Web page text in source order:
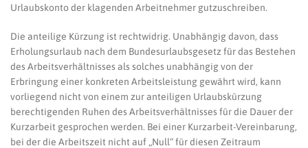
Urlaubskonto der klagenden Arbeitnehmer gutzuschreiben.
Die anteilige Kürzung ist rechtwidrig. Unabhängig davon, dass
Erholungsurlaub nach dem Bundesurlaubsgesetz für das Bestehen
des Arbeitsverhältnisses als solches unabhängig von der
Erbringung einer konkreten Arbeitsleistung gewährt wird, kann
vorliegend nicht von einem zur anteiligen Urlaubskürzung
berechtigenden Ruhen des Arbeitsverhältnisses für die Dauer der
Kurzarbeit gesprochen werden. Bei einer Kurzarbeit-Vereinbarung,
bei der die Arbeitszeit nicht auf „Null“ für diesen Zeitraum